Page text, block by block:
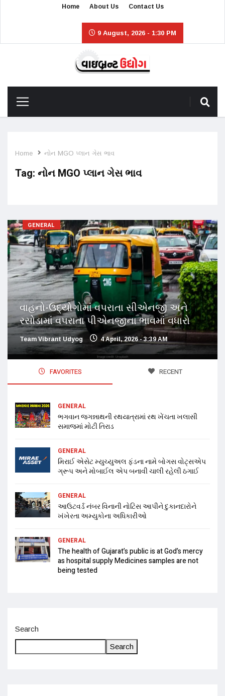
Home About Us Contact Us
9 August, 2026 - 1:30 PM
Home નોન MGO પ્લાન ગેસ ભાવ
Tag: નોન MGO પ્લાન ગેસ ભાવ
GENERAL
વાહનો-ઉદ્યોગોમાં વપરાતા સીએનજી અને
રસોડામાં વપરાતા પીએનજીના ભાવમાં વધારો
Team Vibrant Udyog 4 April, 2026 - 3:39 AM
FAVORITES RECENT
GENERAL
ભગવાન જગન્નાથની રથયાત્રામાં રથ ખેંચતા ખલાસી
સમાજમાં મોટી તિરાડ
GENERAL
મિરાઈ એસેટ મ્યુચ્યુઅલ ફંડના નામે બોગસ વોટ્સએપ
ગ્રૂપ અને મોબાઈલ એપ બનાવી ચાલી રહેલી ઠગાઈ
GENERAL
આઉટવર્ડ નંબર વિનાની નોટિસ આપીને દુકાનદારોને
ખંખેરતા અમ્યુકોના અધિકારીઓ
GENERAL
The health of Gujarat’s public is at God’s mercy
as hospital supply Medicines samples are not
being tested
Search
Search